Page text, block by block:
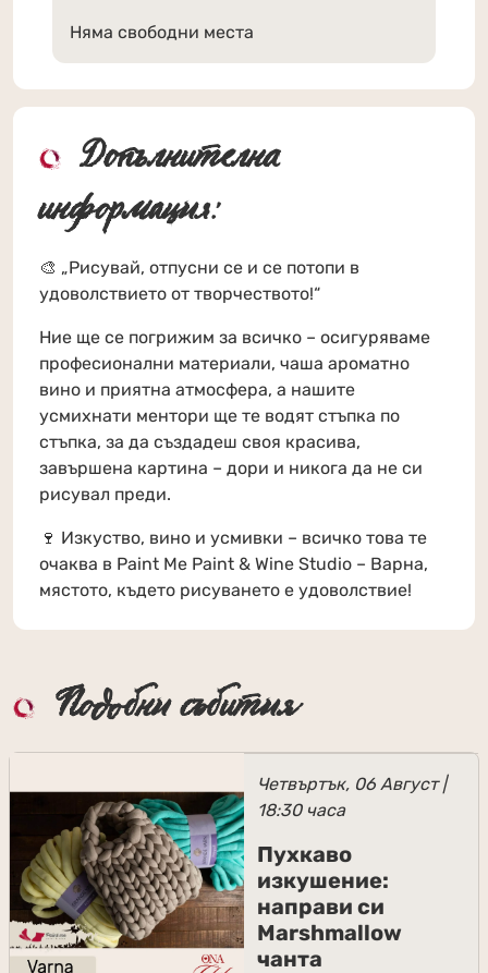
Няма свободни места
Допълнителна
информация:
🎨 „Рисувай, отпусни се и се потопи в
удоволствието от творчеството!“
Ние ще се погрижим за всичко – осигуряваме
професионални материали, чаша ароматно
вино и приятна атмосфера, а нашите
усмихнати ментори ще те водят стъпка по
стъпка, за да създадеш своя красива,
завършена картина – дори и никога да не си
рисувал преди.
🍷 Изкуство, вино и усмивки – всичко това те
очаква в Paint Me Paint & Wine Studio – Варна,
мястото, където рисуването е удоволствие!
Подобни събития
Четвъртък, 06 Август |
18:30 часа
Пухкаво
изкушение:
направи си
Marshmallow
чанта